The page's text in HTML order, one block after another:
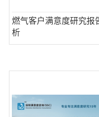
燃气客户满意度研究报
析